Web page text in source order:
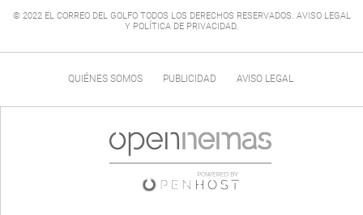
© 2022 EL CORREO DEL GOLFO TODOS LOS DERECHOS RESERVADOS. AVISO LEGAL
Y POLÍTICA DE PRIVACIDAD.
QUIÉNES SOMOS PUBLICIDAD AVISO LEGAL